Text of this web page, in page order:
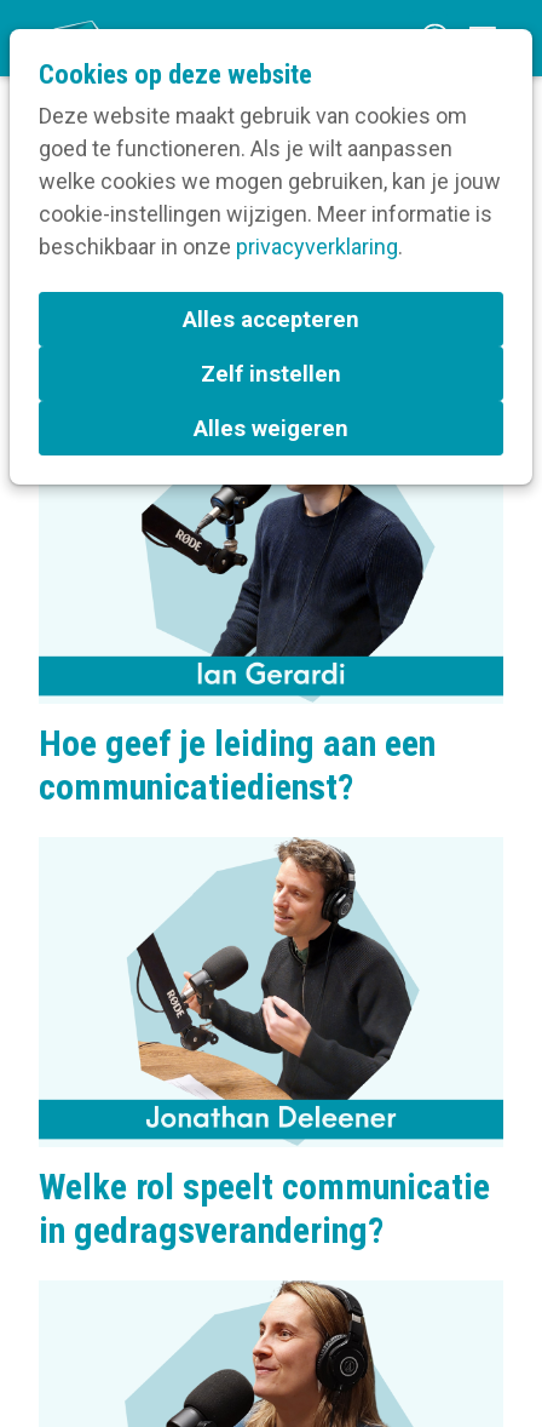
Cookies op deze website
Deze website maakt gebruik van cookies om
goed te functioneren. Als je wilt aanpassen
welke cookies we mogen gebruiken, kan je jouw
cookie-instellingen wijzigen. Meer informatie is
beschikbaar in onze privacyverklaring.
Alles accepteren
Zelf instellen
Alles weigeren
n
m
Home
Over Kortom
Podcast
Ontdek de podcast Communicatiehelden
Afleveringen podcast
Communicatiehelden
Hoe geef je leiding aan een
communicatiedienst?
Welke rol speelt communicatie
in gedragsverandering?